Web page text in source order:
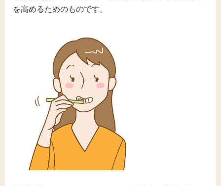
を高めるためのものです。